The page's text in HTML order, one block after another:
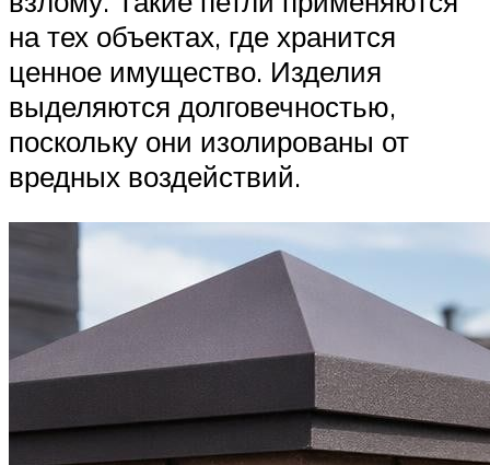
на тех объектах, где хранится
ценное имущество. Изделия
выделяются долговечностью,
поскольку они изолированы от
вредных воздействий.